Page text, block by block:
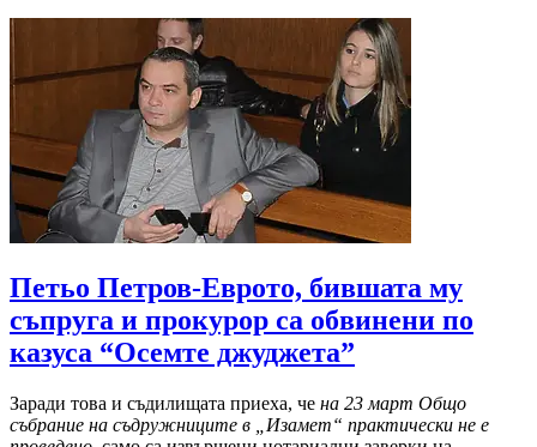
Петьо Петров-Еврото, бившата му
съпруга и прокурор са обвинени по
казуса “Осемте джуджета”
Заради това и съдилищата приеха, че на 23 март Общо
събрание на съдружниците в „Изамет“ практически не е